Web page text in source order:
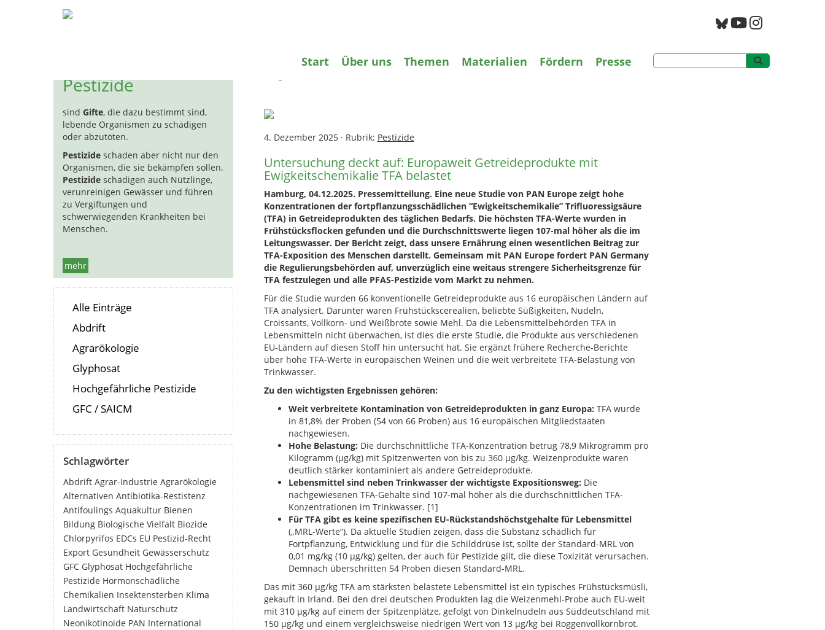
Start Über uns Themen Materialien Fördern Presse
Pestizide
sind Gifte, die dazu bestimmt sind,
lebende Organismen zu schädigen
oder abzutöten.
Pestizide schaden aber nicht nur den
Organismen, die sie bekämpfen sollen.
Pestizide schädigen auch Nützlinge,
verunreinigen Gewässer und führen
zu Vergiftungen und
schwerwiegenden Krankheiten bei
Menschen.
mehr
Alle Einträge
Abdrift
Agrarökologie
Glyphosat
Hochgefährliche Pestizide
GFC / SAICM
Schlagwörter
Abdrift Agrar-Industrie Agrarökologie
Alternativen Antibiotika-Restistenz
Antifoulings Aquakultur Bienen
Bildung Biologische Vielfalt Biozide
Chlorpyrifos EDCs EU Pestizid-Recht
Export Gesundheit Gewässerschutz
GFC Glyphosat Hochgefährliche
Pestizide Hormonschädliche
Chemikalien Insektensterben Klima
Landwirtschaft Naturschutz
Neonikotinoide PAN International
Pestizide »Untersuchung deckt auf: Europaweit Getreideprodukte mit
4. Dezember 2025· Rubrik: Pestizide
Untersuchung deckt auf: Europaweit Getreideprodukte mit
Ewigkeitschemikalie TFA belastet
Hamburg, 04.12.2025. Pressemitteilung. Eine neue Studie von PAN Europe zeigt hohe
Konzentrationen der fortpflanzungsschädlichen “Ewigkeitschemikalie” Trifluoressigsäure
(TFA) in Getreideprodukten des täglichen Bedarfs. Die höchsten TFA-Werte wurden in
Frühstücksflocken gefunden und die Durchschnittswerte liegen 107-mal höher als die im
Leitungswasser. Der Bericht zeigt, dass unsere Ernährung einen wesentlichen Beitrag zur
TFA-Exposition des Menschen darstellt. Gemeinsam mit PAN Europe fordert PAN Germany
die Regulierungsbehörden auf, unverzüglich eine weitaus strengere Sicherheitsgrenze für
TFA festzulegen und alle PFAS-Pestizide vom Markt zu nehmen.
Für die Studie wurden 66 konventionelle Getreideprodukte aus 16 europäischen Ländern auf
TFA analysiert. Darunter waren Frühstückscerealien, beliebte Süßigkeiten, Nudeln,
Croissants, Vollkorn- und Weißbrote sowie Mehl. Da die Lebensmittelbehörden TFA in
Lebensmitteln nicht überwachen, ist dies die erste Studie, die Produkte aus verschiedenen
EU-Ländern auf diesen Stoff hin untersucht hat. Sie ergänzt frühere Recherche-Berichte
über hohe TFA-Werte in europäischen Weinen und die weit verbreitete TFA-Belastung von
Trinkwasser.
Zu den wichtigsten Ergebnissen gehören:
Weit verbreitete Kontamination von Getreideprodukten in ganz Europa: TFA wurde
in 81,8% der Proben (54 von 66 Proben) aus 16 europäischen Mitgliedstaaten
nachgewiesen.
Hohe Belastung: Die durchschnittliche TFA-Konzentration betrug 78,9 Mikrogramm pro
Kilogramm (μg/kg) mit Spitzenwerten von bis zu 360 μg/kg. Weizenprodukte waren
deutlich stärker kontaminiert als andere Getreideprodukte.
Lebensmittel sind neben Trinkwasser der wichtigste Expositionsweg: Die
nachgewiesenen TFA-Gehalte sind 107-mal höher als die durchschnittlichen TFA-
Konzentrationen im Trinkwasser. [1]
Für TFA gibt es keine spezifischen EU-Rückstandshöchstgehalte für Lebensmittel
(„MRL-Werte“). Da aktuelle Studien zeigen, dass die Substanz schädlich für
Fortpflanzung, Entwicklung und für die Schilddrüse ist, sollte der Standard-MRL von
0,01 mg/kg (10 μg/kg) gelten, der auch für Pestizide gilt, die diese Toxizität verursachen.
Demnach überschritten 54 Proben diesen Standard-MRL.
Das mit 360 µg/kg TFA am stärksten belastete Lebensmittel ist ein typisches Frühstücksmüsli,
gekauft in Irland. Bei den drei deutschen Produkten lag die Weizenmehl-Probe auch EU-weit
mit 310 µg/kg auf einem der Spitzenplätze, gefolgt von Dinkelnudeln aus Süddeutschland mit
150 µg/kg und einem vergleichsweise niedrigen Wert von 13 µg/kg bei Roggenvollkornbrot.